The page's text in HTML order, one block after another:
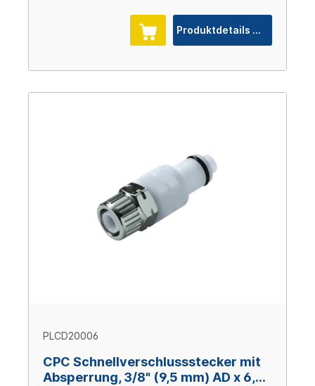
Produktdetails
PLCD20006
CPC Schnellverschlussstecker mit
Absperrung, 3/8" (9,5 mm) AD x 6,4